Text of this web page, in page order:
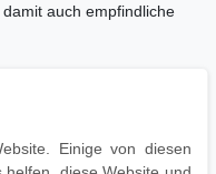
auch empfindliche
65,5 cm
Einige von diesen